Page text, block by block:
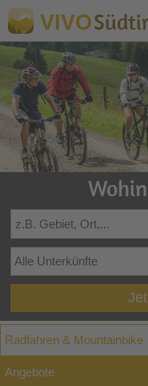
VIVO
Radfahren & Mountainbike
Angebote